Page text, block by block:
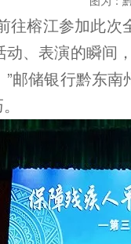
往榕江参加此
、表演的瞬间
邮储银行黔东